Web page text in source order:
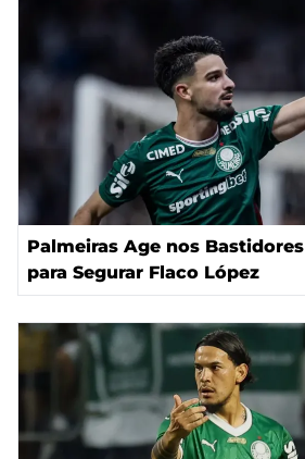
Palmeiras Age nos Bastidores
para Segurar Flaco López